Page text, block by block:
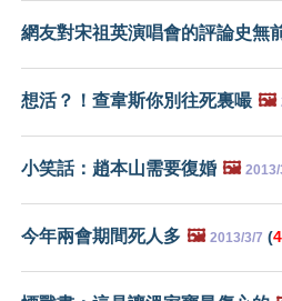
網友對宋祖英演唱會的評論史無
想活？！查韋斯你別往死裏嘬 🖼️
小笑話：趙本山需要復婚 🖼️ 2013/
今年兩會期間死人多 🖼️ 2013/3/7 (